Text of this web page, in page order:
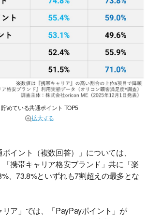
貯めている共通ポイント TOP5
拡大する
イント（複数回答）」については、
「携帯キャリア格安ブランド」共に「楽
、73.8%といずれも7割超えの最多とな
ア」では、「PayPayポイント」が